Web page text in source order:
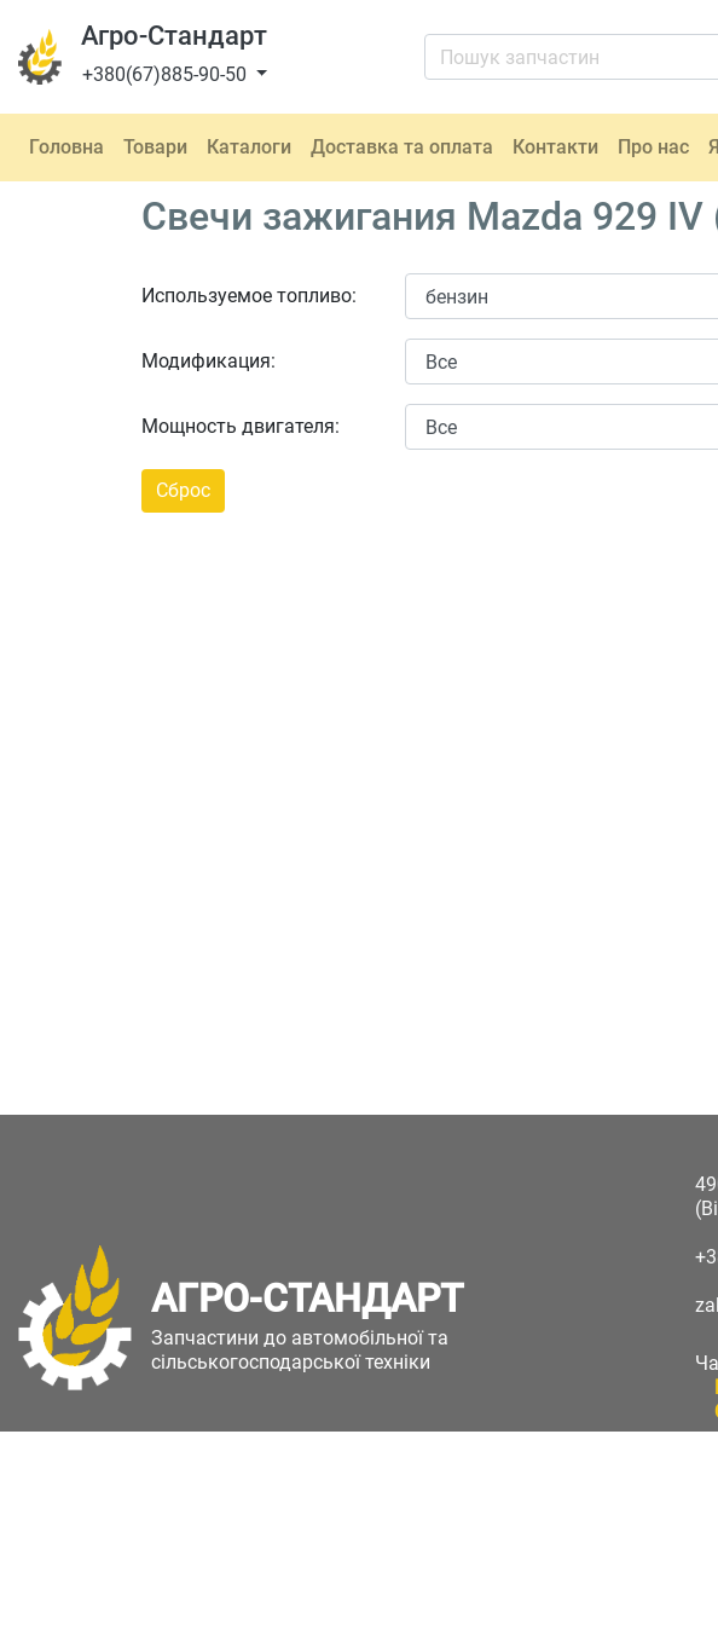
Агро-Стандарт
+380(67)885-90-50
Головна Товари Каталоги Доставка та оплата Контакти Про нас
Свечи зажигания Mazda 929 IV
Используемое топливо:
Модификация:
Мощность двигателя:
АГРО-СТАНДАРТ
Запчастини до автомобільної та
сільськогосподарської техніки